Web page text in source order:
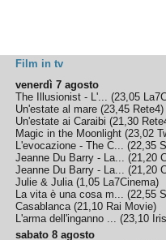
Film in tv
venerdì 7 agosto
The Illusionist - L'... (23,05
Un'estate al mare (23,45 Rete4)
Un'estate ai Caraibi (21,30
Magic in the Moonlight (23,02
L'evocazione - The C... (22,35
Jeanne Du Barry - La... (21,20
Jeanne Du Barry - La... (21,20
Julie & Julia(1,05 La7Cinema)
La vita è una cosa m... (22,55
Casablanca(21,10 Rai Movie)
L'arma dell'inganno ... (23,10
sabato 8 agosto